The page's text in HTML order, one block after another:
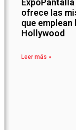
ofrece las
que
Hollywood
Leer más »